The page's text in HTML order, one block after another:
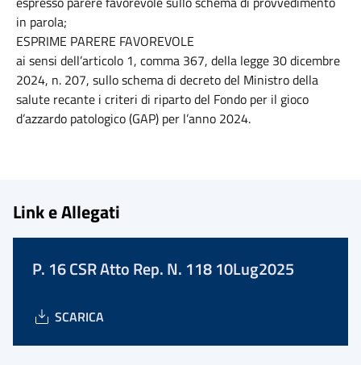
in parola;
ESPRIME PARERE FAVOREVOLE
ai sensi dell’articolo 1, comma 367, della legge 30 dicembre
2024, n. 207, sullo schema di decreto del Ministro della
salute recante i criteri di riparto del Fondo per il gioco
d’azzardo patologico (GAP) per l’anno 2024.
Link e Allegati
P. 16 CSR Atto Rep. N. 118 10Lug2025
SCARICA